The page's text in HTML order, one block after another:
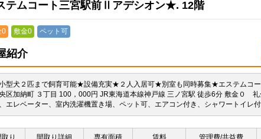
テムコート三宮駅前Ⅱアデシオン★. 12階
0 敷金0 ペット可
紹介
型犬２匹まで飼育可能★設備充実★２人入居可★別室も同時募集★エステムコ
区加納町 ３丁目 100，000円 JR東海道本線神戸線 三ノ宮駅 徒歩6分 敷金０
エレベーター、室内洗濯機置き場、ペット可、エアコン付き、シャワートイレ
り 間取り詳細 専有面積 賃料 管理費/共益費